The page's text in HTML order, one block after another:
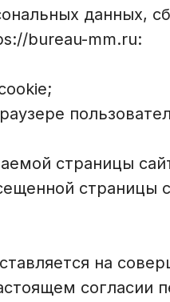
данных,
bureau-mm.ru:
страницы
страницы
на
согласии